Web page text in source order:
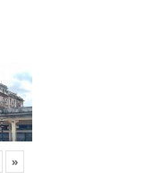
»